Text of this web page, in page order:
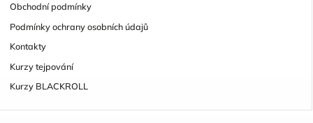
Obchodní podmínky
Podmínky ochrany osobních údajů
Kontakty
Kurzy tejpování
Kurzy BLACKROLL